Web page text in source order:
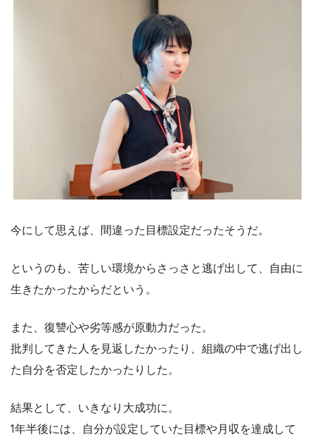
今にして思えば、間違った目標設定だったそうだ。
というのも、苦しい環境からさっさと逃げ出して、自由に
生きたかったからだという。
また、復讐心や劣等感が原動力だった。
批判してきた人を見返したかったり、組織の中で逃げ出し
た自分を否定したかったりした。
結果として、いきなり大成功に。
1年半後には、自分が設定していた目標や月収を達成して